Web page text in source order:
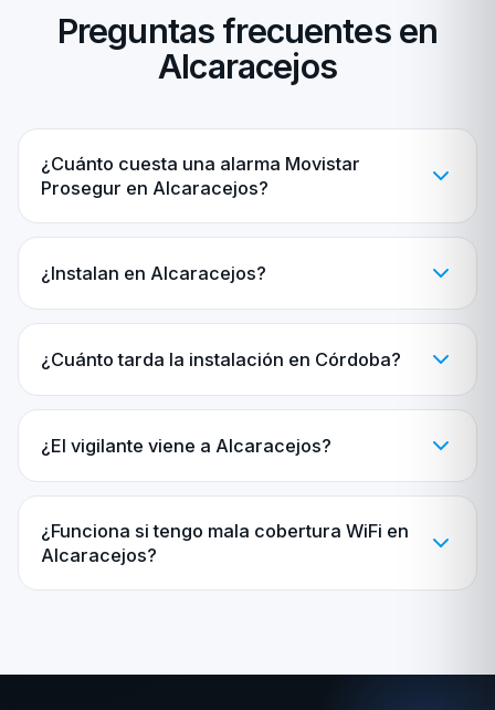
Preguntas frecuentes en
Alcaracejos
¿Cuánto cuesta una alarma Movistar
Prosegur en Alcaracejos?
¿Instalan en Alcaracejos?
¿Cuánto tarda la instalación en Córdoba?
¿El vigilante viene a Alcaracejos?
¿Funciona si tengo mala cobertura WiFi en
Alcaracejos?